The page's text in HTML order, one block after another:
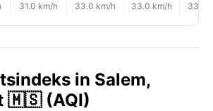
31.0 km/h 33.0 km/h 33.0 km/h 33.0
in Salem,
🇲🇸 (AQI)